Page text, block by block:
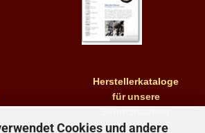
Cookies und andere
Herstellerkataloge
fürunsere